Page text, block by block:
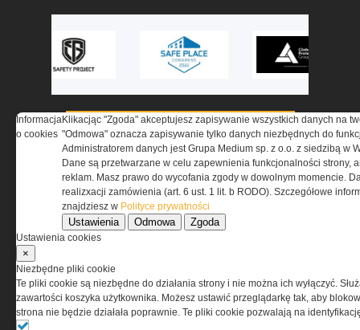
O NAS
Codzienne źródło informacji o taktyce, szkoleniu,
misjach bojowych, uzbrojeniu, umundurowaniu
i wyposażeniu jednostek specjalnych w kraju i na świecie.
Informacja
o cookies
Klikacjąc "Zgoda" akceptujesz zapisywanie wszystkich danych na
"Odmowa" oznacza zapisywanie tylko danych niezbędnych do
Administratorem danych jest Grupa Medium sp. z o.o. z siedzibą w
Dane są przetwarzane w celu zapewnienia funkcjonalności strony,
reklam. Masz prawo do wycofania zgody w dowolnym momencie.
realizxacji zamówienia (art. 6 ust. 1 lit. b RODO). Szczegółowe
znajdziesz w Polityce prywatności
Ustawienia Odmowa Zgoda
Ustawienia cookies
×
Niezbędne pliki cookie
Te pliki cookie są niezbędne do działania strony i nie można ich wyłączyć.
zawartości koszyka użytkownika. Możesz ustawić przeglądarkę tak, aby
strona nie będzie działała poprawnie. Te pliki cookie pozwalają na